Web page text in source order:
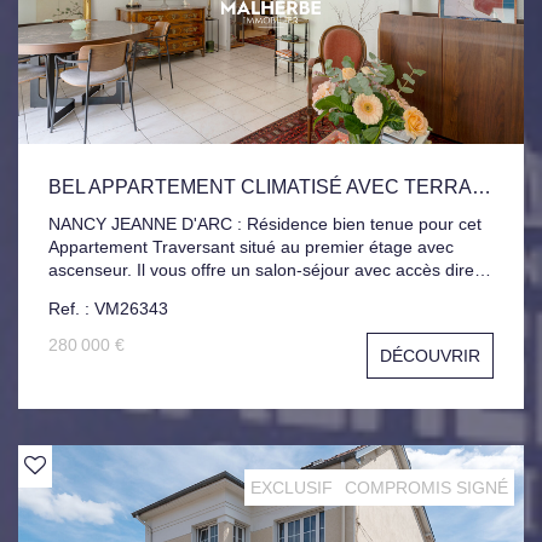
BEL APPARTEMENT CLIMATISÉ AVEC TERRASSES ET GARAGE
NANCY JEANNE D'ARC : Résidence bien tenue pour cet
Appartement Traversant situé au premier étage avec
ascenseur. Il vous offre un salon-séjour avec accès direct
équipée, 3 Chambres, Seconde Terrasse, Salle d'eau,
Salle de Bain. Nombreux Rangements, Climatisation
Réversible. Pour compléter ce bien, Cellier et Garage
privatif avec borne de recharge pour véhicule électrique
et porte motorisé.
Ref. : VM26343
280 000 €
DÉCOUVRIR
EXCLUSIF COMPROMIS SIGNÉ